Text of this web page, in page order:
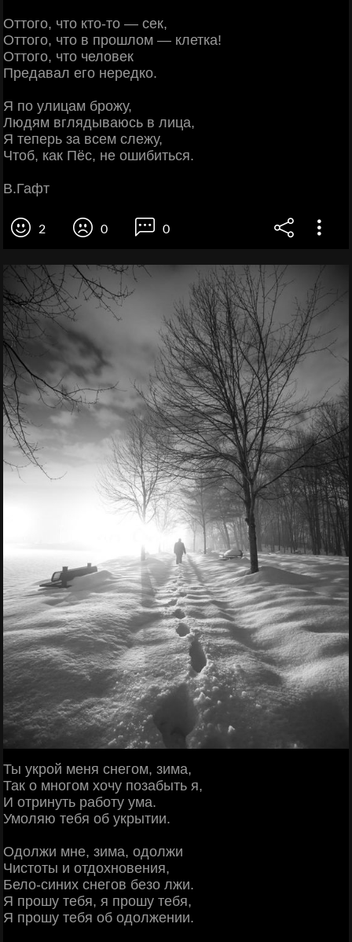
Оттого, что кто-то — сек,
Оттого, что в прошлом — клетка!
Оттого, что человек
Предавал его нередко.
Я по улицам брожу,
Людям вглядываюсь в лица,
Я теперь за всем слежу,
Чтоб, как Пёс, не ошибиться.
В.Гафт
2 0 0
Ты укрой меня снегом, зима,
Так о многом хочу позабыть я,
И отринуть работу ума.
Умоляю тебя об укрытии.
Одолжи мне, зима, одолжи
Чистоты и отдохновения,
Бело-синих снегов безо лжи.
Я прошу тебя, я прошу тебя,
Я прошу тебя об одолжении.